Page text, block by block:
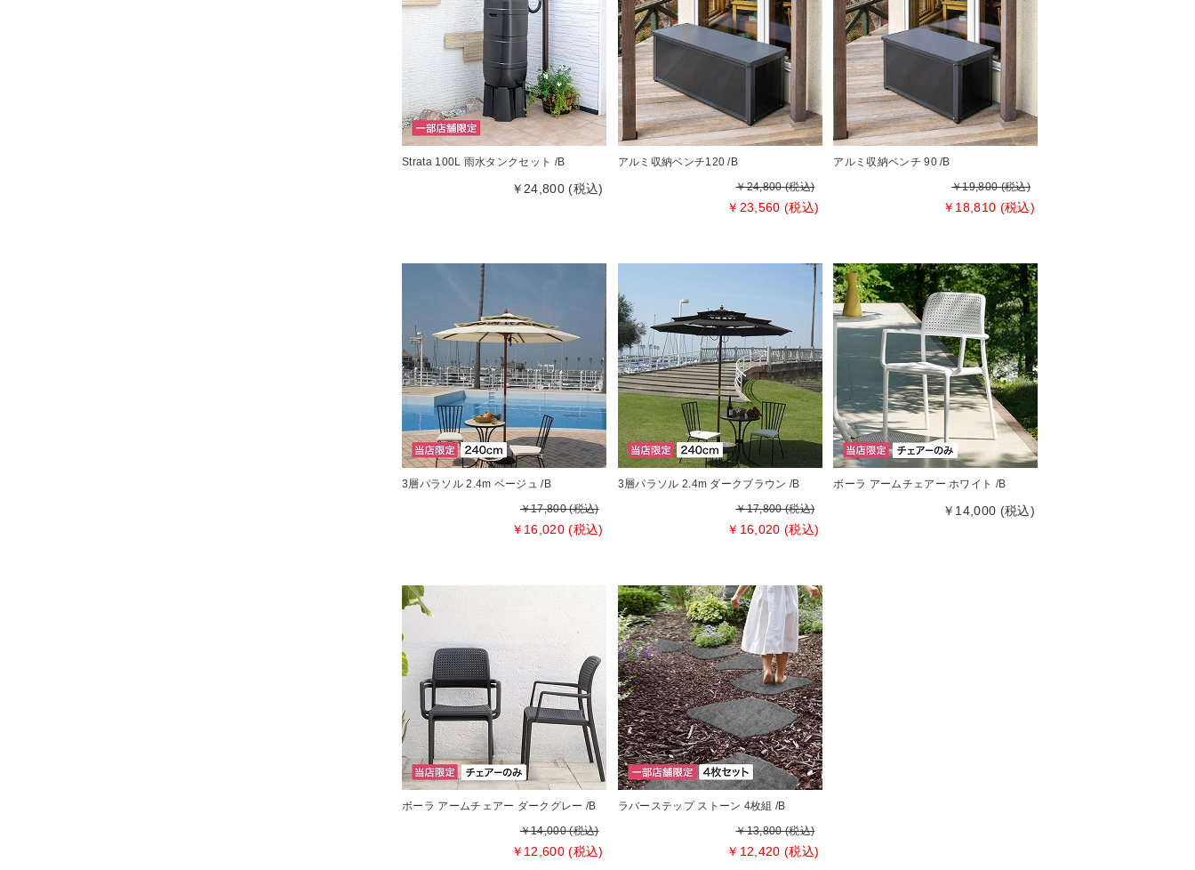
Strata 100L 雨水タンクセット /B
￥24,800 (税込)
アルミ収納ベンチ120 /B
￥24,800 (税込)
￥23,560 (税込)
アルミ収納ベンチ 90 /B
￥19,800 (税込)
￥18,810 (税込)
3層パラソル 2.4m ベージュ /B
￥17,800 (税込)
￥16,020 (税込)
3層パラソル 2.4m ダークブラウン /B
￥17,800 (税込)
￥16,020 (税込)
ボーラ アームチェアー ホワイト /B
￥14,000 (税込)
ボーラ アームチェアー ダークグレー /B
￥14,000 (税込)
￥12,600 (税込)
ラバーステップ ストーン 4枚組 /B
￥13,800 (税込)
￥12,420 (税込)